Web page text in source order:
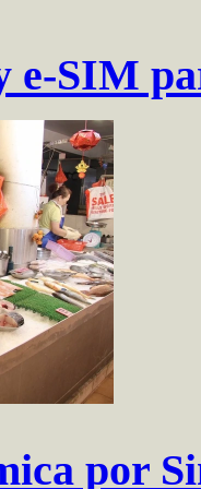
e-SIM
por